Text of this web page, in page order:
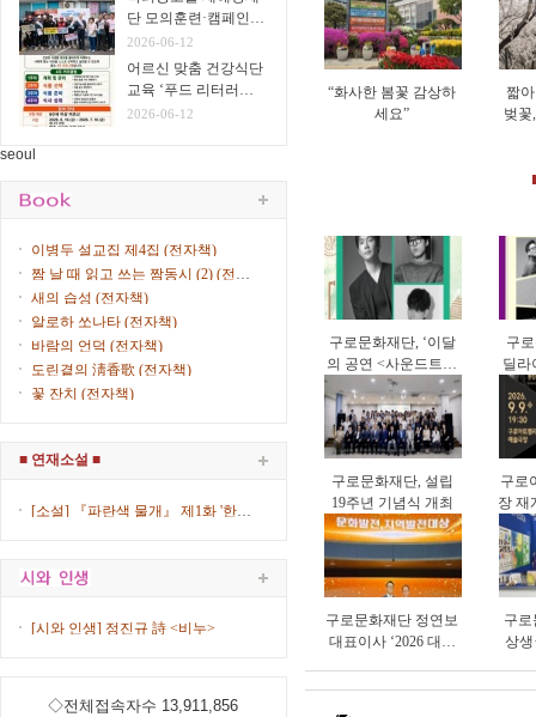
단 모의훈련·캠페인
실시
2026-06-12
어르신 맞춤 건강식단
교육 ‘푸드 리터러시
클래스’ 운영
2026-06-12
seoul
이병두 설교집 제4집 (전자책)
짬 날 때 읽고 쓰는 짬동시 (2) (전자
책)
새의 습성 (전자책)
알로하 쏘나타 (전자책)
바람의 언덕 (전자책)
도린곁의 淸香歌 (전자책)
꽃 잔치 (전자책)
■ 연재소설 ■
[소설] 『파란색 물개』 제1화 '한복
[시와 인생] 정진규 詩 <비누>
◇전체접속자수 13,911,856
“화사한 봄꽃 감상하
세요”
짧
벚
구로문화재단, ‘이달
의 공연 <사운드트립
>’ 9월 공연 개최
구
딜라
리
구로문화재단, 설립
19주년 기념식 개최
구로
장 재
한국
구로문화재단 정연보
대표이사 ‘2026 대한
구로
상